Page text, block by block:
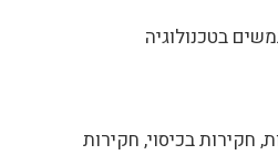
בטכנולוגיה
חקירות בכיסוי, חקירות